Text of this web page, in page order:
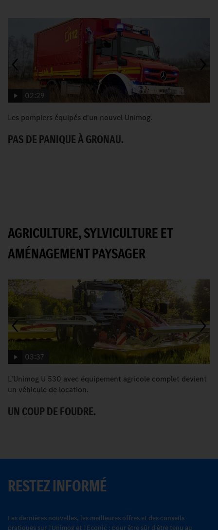
02:29
Les pompiers équipés d'un nouvel Unimog.
PAS DE PANIQUE À GRONAU.
AGRICULTURE, SYLVICULTURE ET
AMÉNAGEMENT PAYSAGER
03:37
L’Unimog U 530 avec équipement agricole complet devient
un véhicule de location.
UN COUP DE FOUDRE.
RESTEZ INFORMÉ
Les dernières nouvelles, les meilleures offres et des conseils
pratiques sur l'Unimog et l'Econic : pour être sûr d'être tenu au